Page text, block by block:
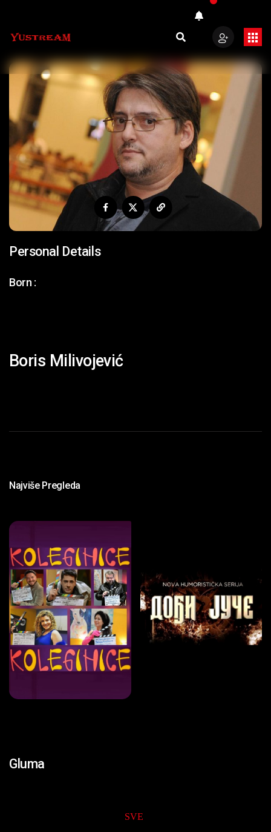
Personal Details
Born :
Boris Milivojević
Najviše Pregleda
Gluma
SVE